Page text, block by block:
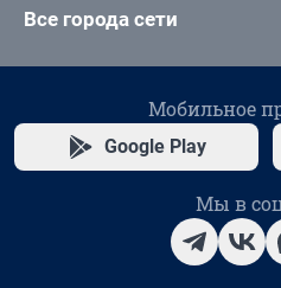
Все города сети
Мобильное
Google Play
Мы в